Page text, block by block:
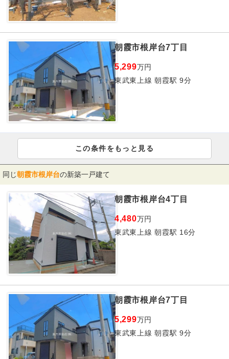
朝霞市根岸台7丁目
5,299万円
東武東上線 朝霞駅 9分
この条件をもっと見る
同じ朝霞市根岸台の新築一戸建て
朝霞市根岸台4丁目
4,480万円
東武東上線 朝霞駅 16分
朝霞市根岸台7丁目
5,299万円
東武東上線 朝霞駅 9分